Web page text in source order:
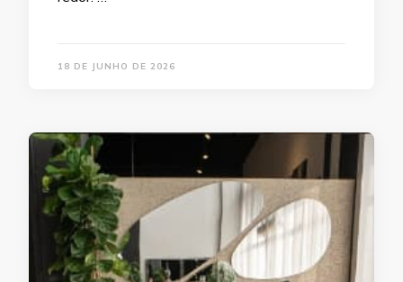
18 DE JUNHO DE 2026